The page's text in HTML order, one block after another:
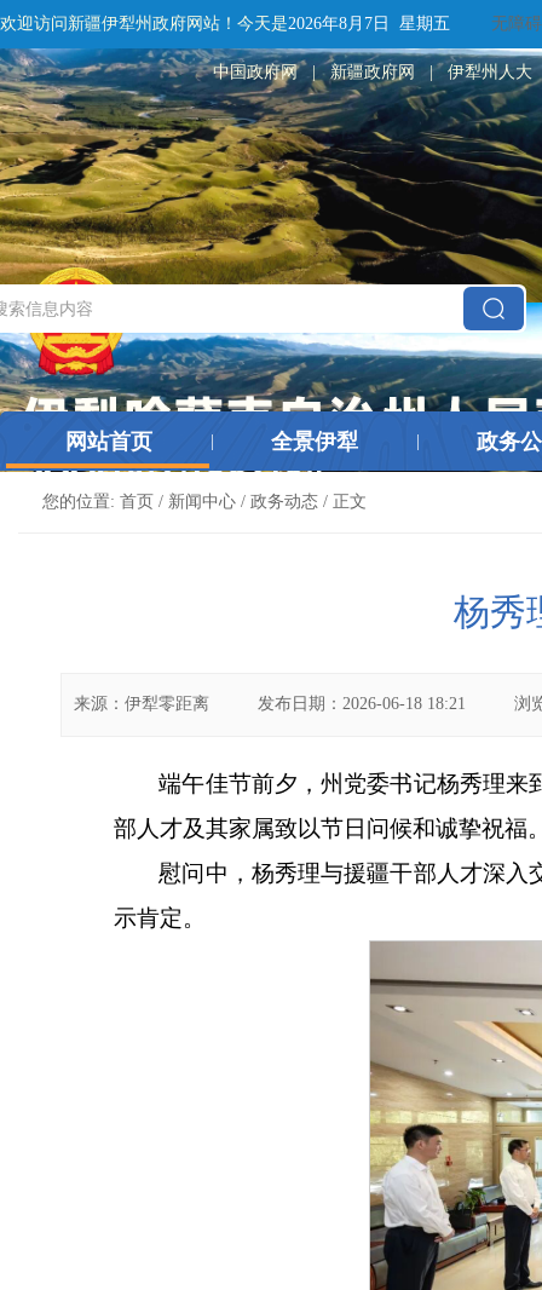
欢迎访问新疆伊犁州政府网站！ 今天是2026年8月7日 星期五 无障碍
中国政府网 | 新疆政府网 | 伊犁州人大
网站首页 全景伊犁 政务
您的位置: 首页 / 新闻中心 / 政务动态 / 正文
杨秀
来源： 伊犁零距离 发布日期： 2026-06-18 18:21 浏
端午佳节前夕，州党委书记杨秀理来
部人才及其家属致以节日问候和诚挚祝福
慰问中，杨秀理与援疆干部人才深入
示肯定。